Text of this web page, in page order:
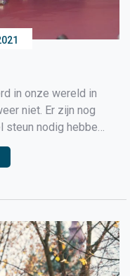
in onze wereld in
niet. Er zijn nog
nodig hebben
die wij helpen zijn
of mensen te